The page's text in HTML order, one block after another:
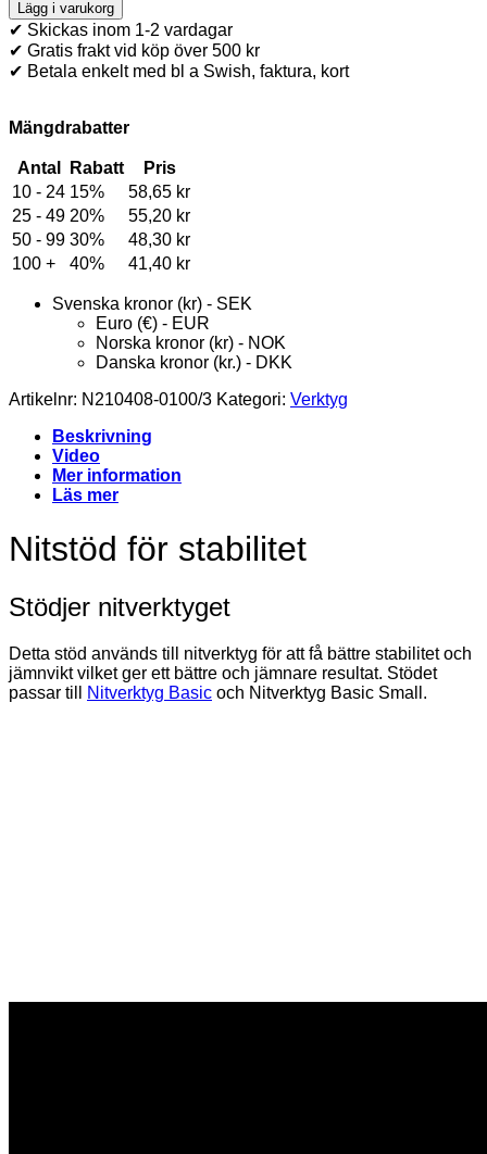
Nitverktyg
mängd
Lägg i varukorg
✔ Skickas inom 1-2 vardagar
✔ Gratis frakt vid köp över 500 kr
✔ Betala enkelt med bl a Swish, faktura, kort
Mängdrabatter
Antal Rabatt
Pris
10 - 24 15% 58,65 kr
25 - 49 20% 55,20 kr
50 - 99 30% 48,30 kr
100 +
40% 41,40 kr
Svenska kronor (kr) - SEK
Euro (€) - EUR
Norska kronor (kr) - NOK
Danska kronor (kr.) - DKK
Artikelnr: N210408-0100/3 Kategori: Verktyg
Beskrivning
Video
Mer information
Läs mer
Nitstöd för stabilitet
Stödjer nitverktyget
Detta stöd används till nitverktyg för att få bättre stabilitet och
jämnvikt vilket ger ett bättre och jämnare resultat. Stödet
passar till
Nitverktyg Basic och Nitverktyg Basic Small.